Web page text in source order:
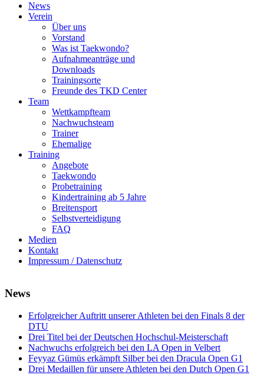
News
Verein
Über uns
Vorstand
Was ist Taekwondo?
Aufnahmeanträge und
Downloads
Trainingsorte
Freunde des TKD Center
Team
Wettkampfteam
Nachwuchsteam
Trainer
Ehemalige
Training
Angebote
Taekwondo
Probetraining
Kindertraining ab 5 Jahre
Breitensport
Selbstverteidigung
FAQ
Medien
Kontakt
Impressum / Datenschutz
News
Erfolgreicher Auftritt unserer Athleten bei den Finals 8 der
DTU
Drei Titel bei der Deutschen Hochschul-Meisterschaft
Nachwuchs erfolgreich bei den LA Open in Velbert
Feyyaz Gümüs erkämpft Silber bei den Dracula Open G1
Drei Medaillen für unsere Athleten bei den Dutch Open G1